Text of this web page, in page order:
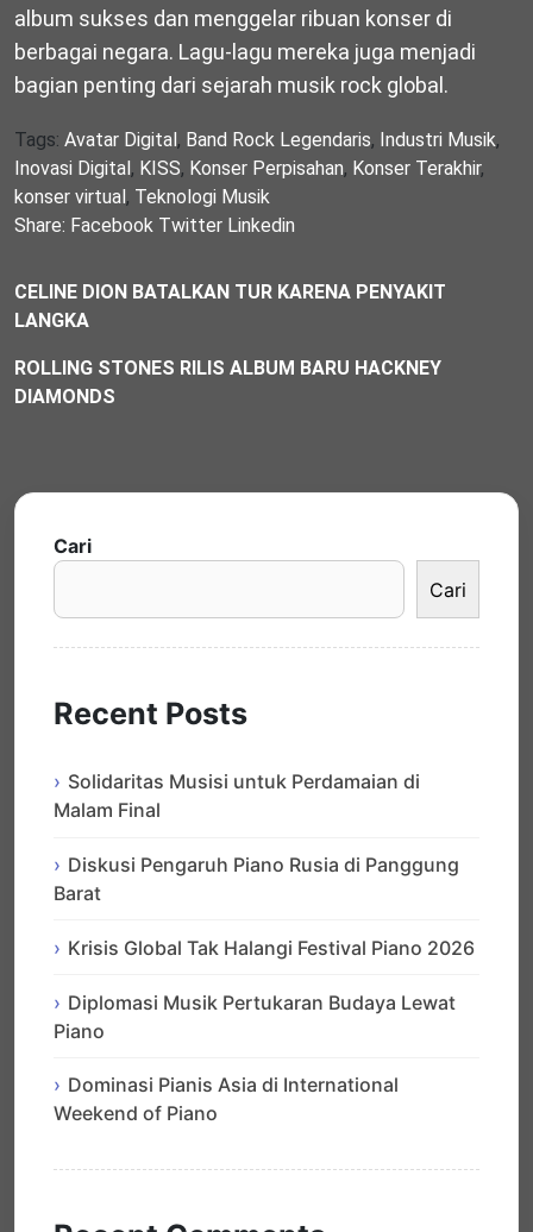
album sukses dan menggelar ribuan konser di
berbagai negara. Lagu-lagu mereka juga menjadi
bagian penting dari sejarah musik rock global.
Tags: Avatar Digital , Band Rock Legendaris, Industri Musik,
Inovasi Digital , KISS, Konser Perpisahan, Konser Terakhir,
konser virtual , Teknologi Musik
Share: Facebook Twitter Linkedin
CELINE DION BATALKAN TUR KARENA PENYAKIT
LANGKA
ROLLING STONES RILIS ALBUM BARU HACKNEY
DIAMONDS
Cari
Cari
Recent Posts
Solidaritas Musisi untuk Perdamaian di
Malam Final
Diskusi Pengaruh Piano Rusia di Panggung
Barat
Krisis Global Tak Halangi Festival Piano 2026
Diplomasi Musik Pertukaran Budaya Lewat
Piano
Dominasi Pianis Asia di International
Weekend of Piano